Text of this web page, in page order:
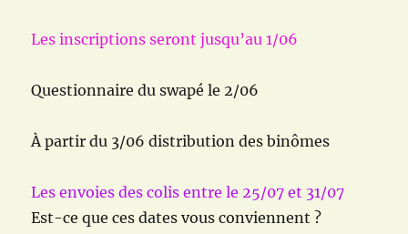
Les inscriptions seront jusqu’au 1/06
Questionnaire du swapé le 2/06
À partir du 3/06 distribution des binômes
Les envoies des colis entre le 25/07 et 31/07
Est-ce que ces dates vous conviennent ?